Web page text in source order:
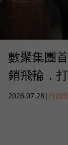
數聚集團
銷飛輪，
2026.07.28|行銷